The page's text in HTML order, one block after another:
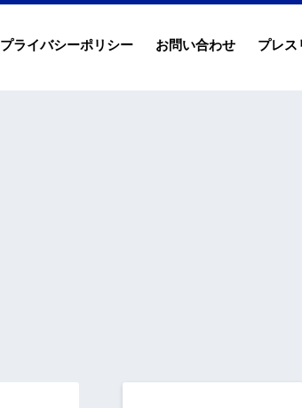
プライバシーポリシー お問い合わせ プレス